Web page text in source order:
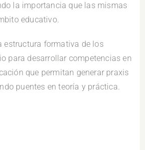
la importancia que las mismas
educativo.
estructura formativa de los
para desarrollar competencias en
que permitan generar praxis
puentes en teoría y práctica.